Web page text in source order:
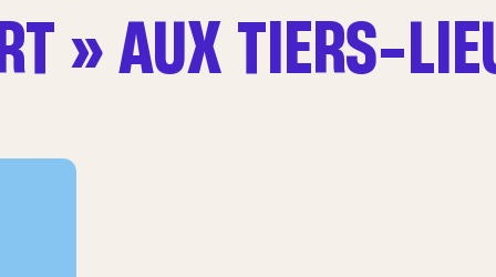
» AUX TIERS-